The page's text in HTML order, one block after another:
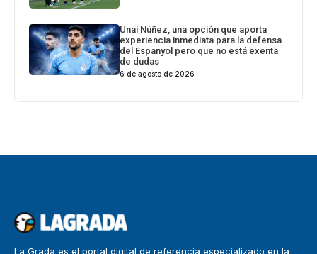
Unai Núñez, una opción que aporta
experiencia inmediata para la defensa
del Espanyol pero que no está exenta
de dudas
6 de agosto de 2026
La Grada es el portal digital de referencia especializado en la